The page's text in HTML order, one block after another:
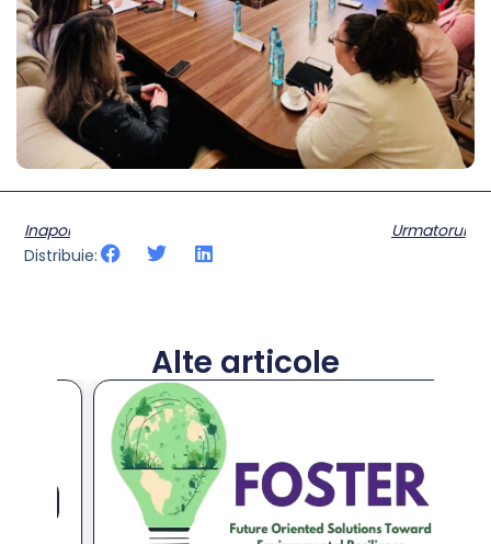
Inapoi
Urmatorul
Distribuie:
Alte articole